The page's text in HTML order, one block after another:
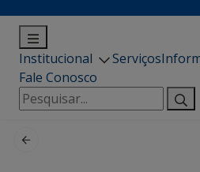
Institucional Serviços
Fale Conosco
Pesquisar
por: